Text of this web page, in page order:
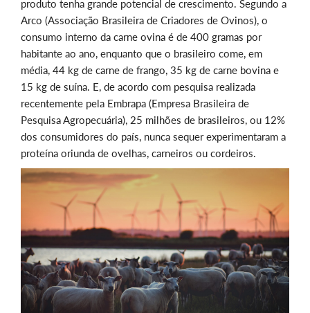
produto tenha grande potencial de crescimento. Segundo a
Arco (Associação Brasileira de Criadores de Ovinos), o
consumo interno da carne ovina é de 400 gramas por
habitante ao ano, enquanto que o brasileiro come, em
média, 44 kg de carne de frango, 35 kg de carne bovina e
15 kg de suína. E, de acordo com pesquisa realizada
recentemente pela Embrapa (Empresa Brasileira de
Pesquisa Agropecuária), 25 milhões de brasileiros, ou 12%
dos consumidores do país, nunca sequer experimentaram a
proteína oriunda de ovelhas, carneiros ou cordeiros.